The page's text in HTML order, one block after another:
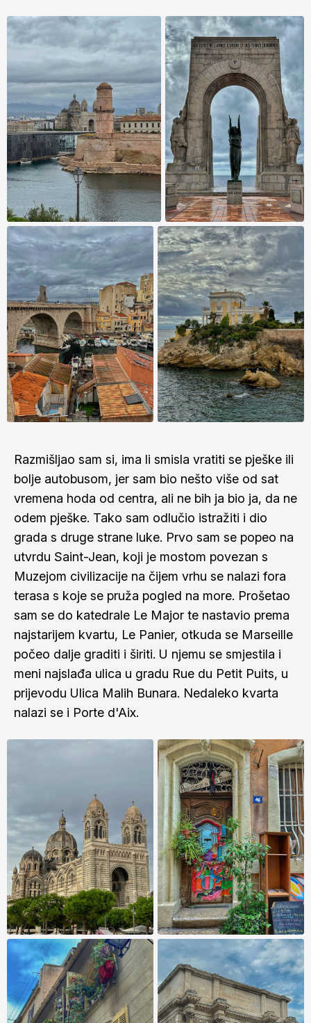
Razmišljao sam si, ima li smisla vratiti se pješke ili
bolje autobusom, jer sam bio nešto više od sat
vremena hoda od centra, ali ne bih ja bio ja, da ne
odem pješke. Tako sam odlučio istražiti i dio
grada s druge strane luke. Prvo sam se popeo na
utvrdu Saint-Jean, koji je mostom povezan s
Muzejom civilizacije na čijem vrhu se nalazi fora
terasa s koje se pruža pogled na more. Prošetao
sam se do katedrale Le Major te nastavio prema
najstarijem kvartu, Le Panier, otkuda se Marseille
počeo dalje graditi i širiti. U njemu se smjestila i
meni najslađa ulica u gradu Rue du Petit Puits, u
prijevodu Ulica Malih Bunara. Nedaleko kvarta
nalazi se i Porte d'Aix.